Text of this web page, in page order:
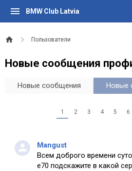
BMW Club Latvia
Пользователи
Новые сообщения
Новые сообщения Новые
1 2 3 4 5 6
Mangust
Всем доброго времени
е70 подскажите в какой